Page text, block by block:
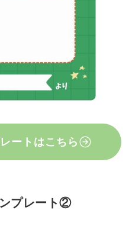
ートはこちら
プレート②